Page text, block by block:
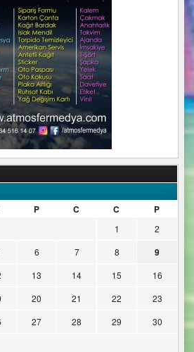
P C C P
1
2
6 7 8 9
13 14 15
16
20 21 22
23
27 28 29
30